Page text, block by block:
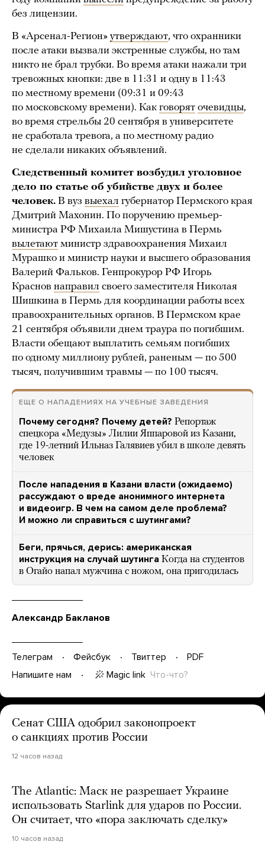
без лицензии.
В «Арсенал-Регион» утверждают, что охранники
после атаки вызвали экстренные службы, но там
никто не брал трубки. Во время атаки нажали три
тревожных кнопки: две в 11:31 и одну в 11:43
по местному времени (09:31 и 09:43
по московскому времени). Как говорят очевидцы,
во время стрельбы 20 сентября в университете
не сработала тревога, а по местному радио
не сделали никаких объявлений.
Следственный комитет возбудил уголовное
дело по статье об убийстве двух и более
человек. В вуз выехал губернатор Пермского края
Дмитрий Махонин. По поручению премьер-
министра РФ Михаила Мишустина в Пермь
вылетают министр здравоохранения Михаил
Мурашко и министр науки и высшего образования
Валерий Фальков. Генпрокурор РФ Игорь
Краснов направил своего заместителя Николая
Шишкина в Пермь для координации работы всех
правоохранительных органов. В Пермском крае
21 сентября объявили днем траура по погибшим.
Власти обещают выплатить семьям погибших
по одному миллиону рублей, раненым — по 500
тысяч, получившим травмы — по 100 тысяч.
ЕЩЕ О НАПАДЕНИЯХ НА УЧЕБНЫЕ ЗАВЕДЕНИЯ
Почему сегодня? Почему детей? Репортаж
спецкора «Медузы» Лилии Яппаровой из Казани,
где 19-летний Ильназ Галявиев убил в школе девять
человек
После нападения в Казани власти (ожидаемо)
рассуждают о вреде анонимного интернета
и видеоигр. В чем на самом деле проблема?
И можно ли справиться с шутингами?
Беги, прячься, дерись: американская
инструкция на случай шутинга Когда на студентов
в Огайо напал мужчина с ножом, она пригодилась
Александр Бакланов
Телеграм Фейсбук Твиттер
PDF
Напишите нам
Magic link Что-что?
Сенат США одобрил законопроект
о санкциях против России
12 часов назад
The Atlantic: Маск не разрешает Украине
использовать Starlink для ударов по России.
Он считает, что «пора заключать сделку»
10 часов назад